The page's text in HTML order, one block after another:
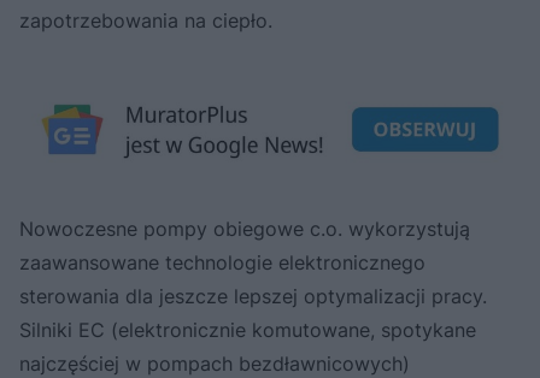
zapotrzebowania na ciepło.
Nowoczesne pompy obiegowe c.o. wykorzystują
zaawansowane technologie elektronicznego
sterowania dla jeszcze lepszej optymalizacji pracy.
Silniki EC (elektronicznie komutowane, spotykane
najczęściej w pompach bezdławnicowych)